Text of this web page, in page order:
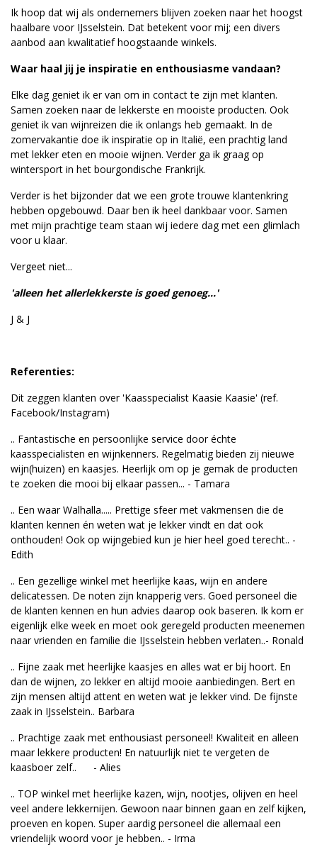
Ik hoop dat wij als ondernemers blijven zoeken naar het hoogst
haalbare voor IJsselstein. Dat betekent voor mij; een divers
aanbod aan kwalitatief hoogstaande winkels.
Waar haal jij je inspiratie en enthousiasme vandaan?
Elke dag geniet ik er van om in contact te zijn met klanten.
Samen zoeken naar de lekkerste en mooiste producten. Ook
geniet ik van wijnreizen die ik onlangs heb gemaakt. In de
zomervakantie doe ik inspiratie op in Italië, een prachtig land
met lekker eten en mooie wijnen. Verder ga ik graag op
wintersport in het bourgondische Frankrijk.
Verder is het bijzonder dat we een grote trouwe klantenkring
hebben opgebouwd. Daar ben ik heel dankbaar voor. Samen
met mijn prachtige team staan wij iedere dag met een glimlach
voor u klaar.
Vergeet niet...
'alleen het allerlekkerste is goed genoeg...'
J & J
Referenties:
Dit zeggen klanten over 'Kaasspecialist Kaasie Kaasie' (ref.
Facebook/Instagram)
.. Fantastische en persoonlijke service door échte
kaasspecialisten en wijnkenners. Regelmatig bieden zij nieuwe
wijn(huizen) en kaasjes. Heerlijk om op je gemak de producten
te zoeken die mooi bij elkaar passen... - Tamara
.. Een waar Walhalla..... Prettige sfeer met vakmensen die de
klanten kennen én weten wat je lekker vindt en dat ook
onthouden! Ook op wijngebied kun je hier heel goed terecht.. -
Edith
.. Een gezellige winkel met heerlijke kaas, wijn en andere
delicatessen. De noten zijn knapperig vers. Goed personeel die
de klanten kennen en hun advies daarop ook baseren. Ik kom er
eigenlijk elke week en moet ook geregeld producten meenemen
naar vrienden en familie die IJsselstein hebben verlaten..- Ronald
.. Fijne zaak met heerlijke kaasjes en alles wat er bij hoort. En
dan de wijnen, zo lekker en altijd mooie aanbiedingen. Bert en
zijn mensen altijd attent en weten wat je lekker vind. De fijnste
zaak in IJsselstein.. Barbara
.. Prachtige zaak met enthousiast personeel! Kwaliteit en alleen
maar lekkere producten! En natuurlijk niet te vergeten de
kaasboer zelf.. - Alies
.. TOP winkel met heerlijke kazen, wijn, nootjes, olijven en heel
veel andere lekkernijen. Gewoon naar binnen gaan en zelf kijken,
proeven en kopen. Super aardig personeel die allemaal een
vriendelijk woord voor je hebben.. - Irma